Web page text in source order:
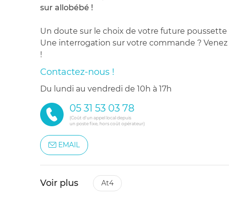
sur allobébé !
Un doute sur le choix de votre future poussette
Une interrogation sur votre commande ?
!
Contactez-nous !
du lundi au vendredi de 10h à 17h
05 31 53 03 78
(Coût d'un appel local depuis
un poste fixe, hors coût opérateur)
EMAIL
Voir plus at4